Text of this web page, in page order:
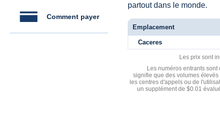
Comment payer
partout dans le monde.
Emplacement
Caceres
Les prix sont
Les numéros entrants
signifie que des volumes
les centres d'appels ou de
un supplément de $0.01